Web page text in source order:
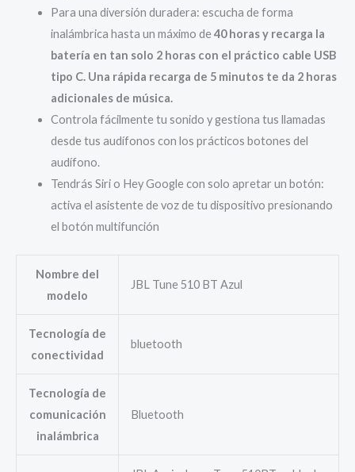
Para una diversión duradera: escucha de forma
inalámbrica hasta un máximo de40 horas y recarga la
batería en tan solo 2 horas con el práctico cable USB
tipo C. Una rápida recarga de 5 minutos te da 2 horas
adicionales de música.
Controla fácilmente tu sonido y gestiona tus llamadas
desde tus audífonos con los prácticos botones del
audífono.
Tendrás Siri o Hey Google con solo apretar un botón:
activa el asistente de voz de tu dispositivo presionando
el botón multifunción
Nombre del
modelo
JBL Tune 510 BT Azul
Tecnología de
conectividad
bluetooth
Tecnología de
comunicación
inalámbrica
Bluetooth